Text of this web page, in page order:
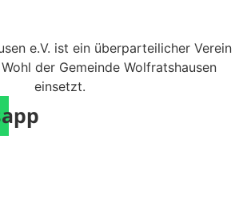
e.V. ist ein überparteilicher Verein
der Gemeinde Wolfratshausen
einsetzt.